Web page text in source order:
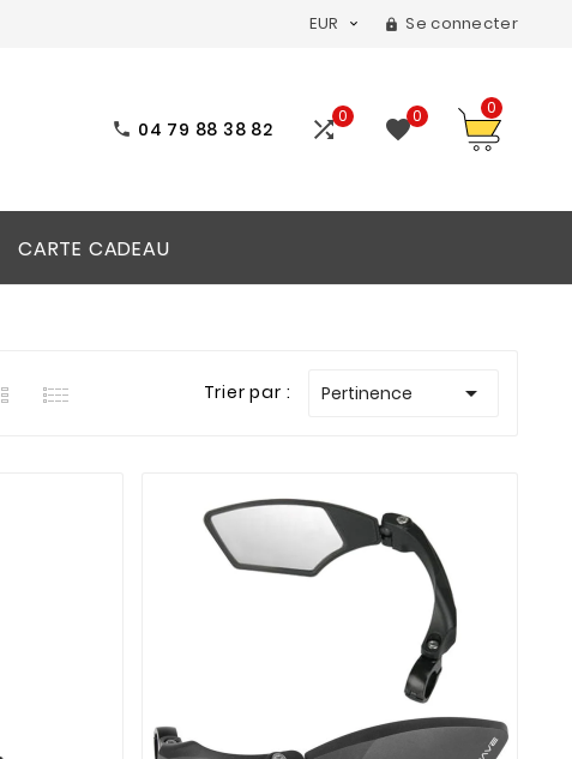
EUR   Se connecter
 04 79 88 38 82 0 0 0
CARTE CADEAU
Trier par : Pertinence 